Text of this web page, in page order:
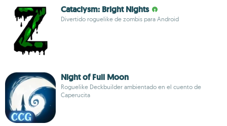
Cataclysm: Bright Nights
Divertido roguelike de zombis para Android
Night of Full Moon
Roguelike Deckbuilder ambientado en el cuento de
Caperucita